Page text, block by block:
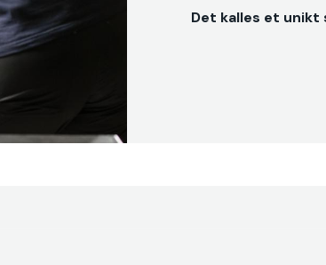
Det kalles et unikt